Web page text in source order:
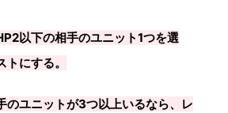
以下の相手のユニット1つを選
にする。
のユニットが3つ以上いるなら、レ